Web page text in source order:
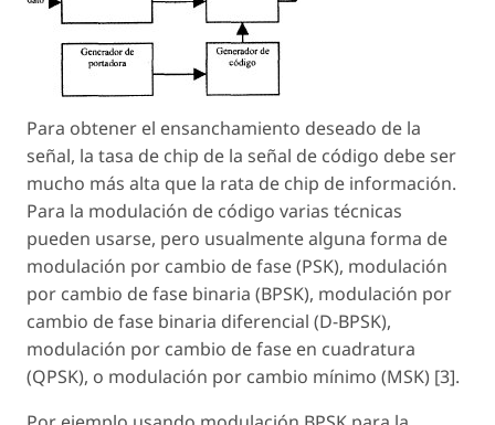
Para obtener el ensanchamiento deseado de la
señal, la tasa de chip de la señal de código debe ser
mucho más alta que la rata de chip de información.
Para la modulación de código varias técnicas
pueden usarse, pero usualmente alguna forma de
modulación por cambio de fase (PSK), modulación
por cambio de fase binaria (BPSK), modulación por
cambio de fase binaria diferencial (D-BPSK),
modulación por cambio de fase en cuadratura
(QPSK), o modulación por cambio mínimo (MSK) [3].